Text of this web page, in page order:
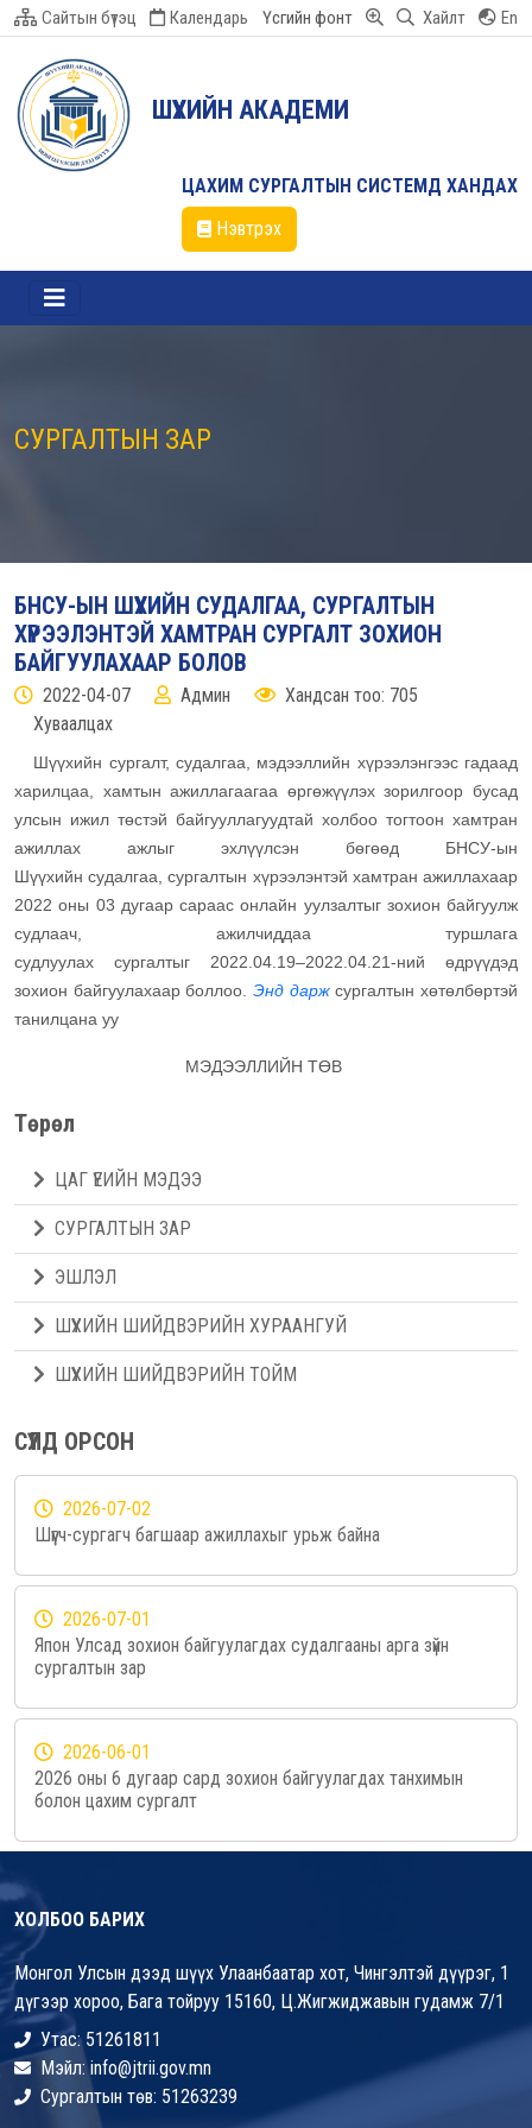
Сайтын бүтэц Календарь Үсгийн фонт Хайлт En
ШҮҮХИЙН АКАДЕМИ
ЦАХИМ СУРГАЛТЫН СИСТЕМД ХАНДАХ
Нэвтрэх
СУРГАЛТЫН ЗАР
БНСУ-ЫН ШҮҮХИЙН СУДАЛГАА, СУРГАЛТЫН
ХҮРЭЭЛЭНТЭЙ ХАМТРАН СУРГАЛТ ЗОХИОН
БАЙГУУЛАХААР БОЛОВ
2022-04-07 Админ
Хандсан тоо: 705
Хуваалцах
Шүүхийн сургалт, судалгаа, мэдээллийн хүрээлэнгээс гадаад
харилцаа, хамтын ажиллагаагаа өргөжүүлэх зорилгоор бусад
улсын ижил төстэй байгууллагуудтай холбоо тогтоон хамтран
ажиллах ажлыг эхлүүлсэн бөгөөд БНСУ-ын
Шүүхийн судалгаа, сургалтын хүрээлэнтэй хамтран ажиллахаар
2022 оны 03 дугаар сараас онлайн уулзалтыг зохион байгуулж
судлаач, ажилчиддаа туршлага
судлуулах сургалтыг 2022.04.19–2022.04.21-ний өдрүүдэд
зохион байгуулахаар боллоо. Энд дарж сургалтын хөтөлбөртэй
танилцана уу
МЭДЭЭЛЛИЙН ТӨВ
Төрөл
ЦАГ ҮЕИЙН МЭДЭЭ
СУРГАЛТЫН ЗАР
ЭШЛЭЛ
ШҮҮХИЙН ШИЙДВЭРИЙН ХУРААНГУЙ
ШҮҮХИЙН ШИЙДВЭРИЙН ТОЙМ
СҮҮЛД ОРСОН
2026-07-02
Шүүгч-сургагч багшаар ажиллахыг урьж байна
2026-07-01
Япон Улсад зохион байгуулагдах судалгааны арга зүйн
сургалтын зар
2026-06-01
2026 оны 6 дугаар сард зохион байгуулагдах танхимын
болон цахим сургалт
ХОЛБОО БАРИХ
Монгол Улсын дээд шүүх Улаанбаатар хот, Чингэлтэй дүүрэг, 1
дүгээр хороо, Бага тойруу 15160, Ц.Жигжиджавын гудамж 7/1
Утас: 51261811
Мэйл: info@jtrii.gov.mn
Сургалтын төв: 51263239